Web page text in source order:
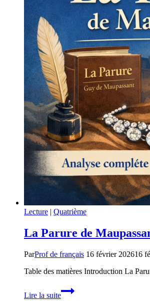
Lecture | Quatrième
La Parure de
ParProf de français 16 février 202616
Table des matières Introduction La
Lire la suiteParure